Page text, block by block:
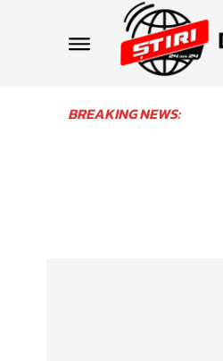
BREAKING NEWS: